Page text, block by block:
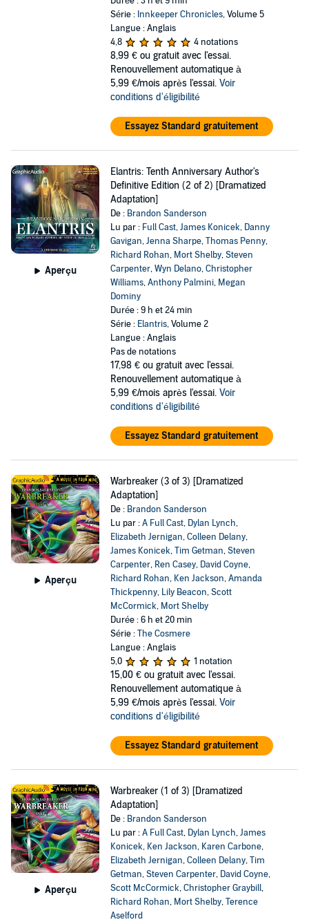
Série : Innkeeper Chronicles, Volume 5
Langue : Anglais
4,8
4 notations
8,99 € ou gratuit avec l'essai.
Renouvellement automatique à
5,99 €/mois après l'essai. Voir
conditions d'éligibilité
Essayez Standard gratuitement
Aperçu
Elantris: Tenth Anniversary Author's
Definitive Edition (2 of 2) [Dramatized
Adaptation]
De : Brandon Sanderson
Lu par : Full Cast,James Konicek, Danny
Gavigan,Jenna Sharpe,Thomas Penny,
Richard Rohan, Mort Shelby,Steven
Carpenter,Wyn Delano,Christopher
Williams,Anthony Palmini, Megan
Dominy
Durée : 9 h et 24 min
Série : Elantris, Volume 2
Langue : Anglais
Pas de notations
17,98 € ou gratuit avec l'essai.
Renouvellement automatique à
5,99 €/mois après l'essai. Voir
conditions d'éligibilité
Essayez Standard gratuitement
Aperçu
Warbreaker (3 of 3) [Dramatized
Adaptation]
De : Brandon Sanderson
Lu par :A Full Cast, Dylan Lynch,
Elizabeth Jernigan,Colleen Delany,
James Konicek,Tim Getman,Steven
Carpenter, Ren Casey, David Coyne,
Richard Rohan, Ken Jackson,Amanda
Thickpenny, Lily Beacon,Scott
McCormick, Mort Shelby
Durée : 6 h et 20 min
Série :The Cosmere
Langue : Anglais
5,0
1 notation
15,00 € ou gratuit avec l'essai.
Renouvellement automatique à
5,99 €/mois après l'essai. Voir
conditions d'éligibilité
Essayez Standard gratuitement
Aperçu
Warbreaker (1 of 3) [Dramatized
Adaptation]
De : Brandon Sanderson
Lu par :A Full Cast, Dylan Lynch,James
Konicek, Ken Jackson, Karen Carbone,
Elizabeth Jernigan,Colleen Delany,Tim
Getman,Steven Carpenter, David Coyne,
Scott McCormick,Christopher Graybill,
Richard Rohan, Mort Shelby,Terence
Aselford